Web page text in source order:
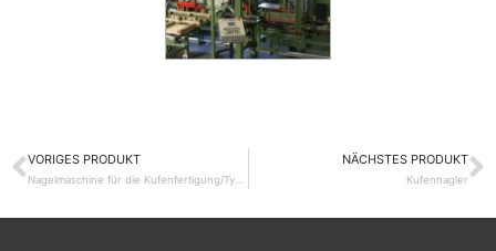
Zurück
VORIGES PRODUKT NÄCHSTES PRODUKT
Kufennagler